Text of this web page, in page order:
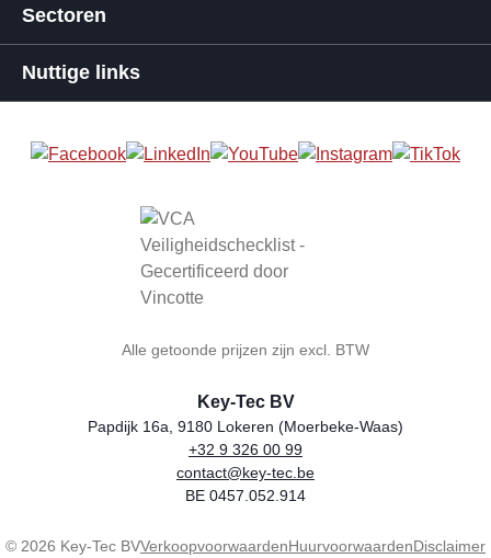
Sectoren
Nuttige links
Alle getoonde prijzen zijn excl. BTW
Winkelnaam
Key-Tec BV
Adres
Papdijk 16a, 9180 Lokeren (Moerbeke-Waas)
Telefoon
+32 9 326 00 99
E-mail
contact@key-tec.be
BTW-nummer
BE 0457.052.914
© 2026 Key-Tec BVVerkoopvoorwaardenHuurvoorwaardenDisclaimer